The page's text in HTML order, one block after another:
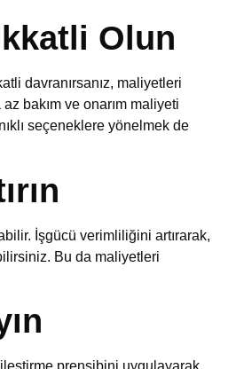
Olun
davranırsanız, maliyetleri
bakım ve onarım maliyeti
seçeneklere yönelmek de
İşgücü verimliliğini artırarak,
Bu da maliyetleri
prensibini uygulayarak,